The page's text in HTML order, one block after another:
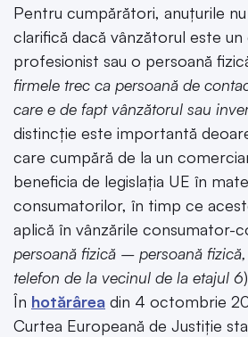
Pentru cumpărători, anuțurile
clarifică dacă vânzătorul este
profesionist sau o persoană
firmele trec ca persoană de
care e de fapt vânzătorul sau
distincție este importantă
care cumpără de la un
beneficia de legislația UE în
consumatorilor, în timp ce
aplică în vânzările consumator-
persoană fizică – persoană
telefon de la vecinul de la etajul 6
În hotărârea din 4 octombrie
Curtea Europeană de Justiție